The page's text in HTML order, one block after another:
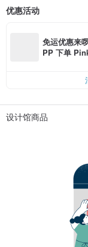
优惠活动
免运优惠来
PP 下单
设计馆商品